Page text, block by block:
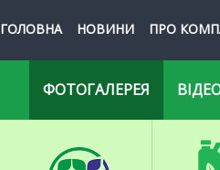
ГОЛОВНА НОВИНИ ПРО
ФОТОГАЛЕРЕЯ